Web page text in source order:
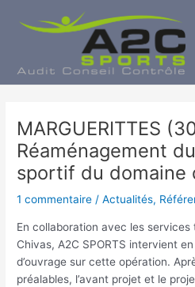
MARGUERITTES
Réaménagement
sportif du domaine
1 commentaire /Actualités,
En collaboration avec les
Chivas, A2C SPORTS intervient
d’ouvrage sur cette opération.
préalables, l’avant projet et le